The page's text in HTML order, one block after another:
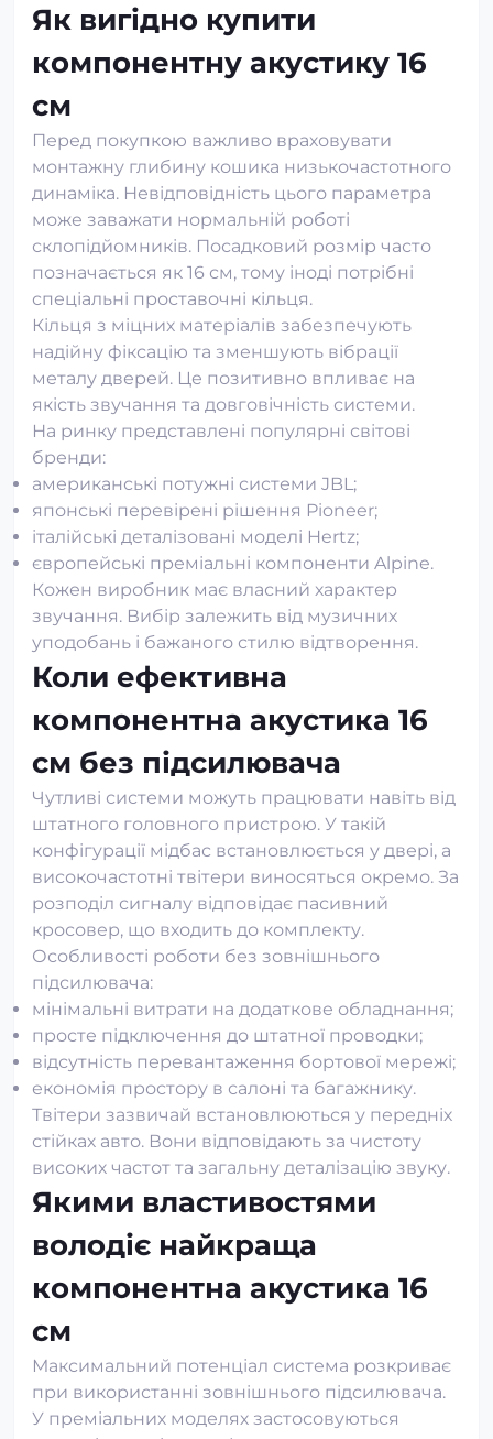
Як вигідно купити
компонентну акустику 16
см
Перед покупкою важливо враховувати
монтажну глибину кошика низькочастотного
динаміка. Невідповідність цього параметра
може заважати нормальній роботі
склопідйомників. Посадковий розмір часто
позначається як 16 см, тому іноді потрібні
спеціальні проставочні кільця.
Кільця з міцних матеріалів забезпечують
надійну фіксацію та зменшують вібрації
металу дверей. Це позитивно впливає на
якість звучання та довговічність системи.
На ринку представлені популярні світові
бренди:
американські потужні системи JBL;
японські перевірені рішення Pioneer;
італійські деталізовані моделі Hertz;
європейські преміальні компоненти Alpine.
Кожен виробник має власний характер
звучання. Вибір залежить від музичних
уподобань і бажаного стилю відтворення.
Коли ефективна
компонентна акустика 16
см без підсилювача
Чутливі системи можуть працювати навіть від
штатного головного пристрою. У такій
конфігурації мідбас встановлюється у двері, а
високочастотні твітери виносяться окремо. За
розподіл сигналу відповідає пасивний
кросовер, що входить до комплекту.
Особливості роботи без зовнішнього
підсилювача:
мінімальні витрати на додаткове обладнання;
просте підключення до штатної проводки;
відсутність перевантаження бортової мережі;
економія простору в салоні та багажнику.
Твітери зазвичай встановлюються у передніх
стійках авто. Вони відповідають за чистоту
високих частот та загальну деталізацію звуку.
Якими властивостями
володіє найкраща
компонентна акустика 16
см
Максимальний потенціал система розкриває
при використанні зовнішнього підсилювача.
У преміальних моделях застосовуються